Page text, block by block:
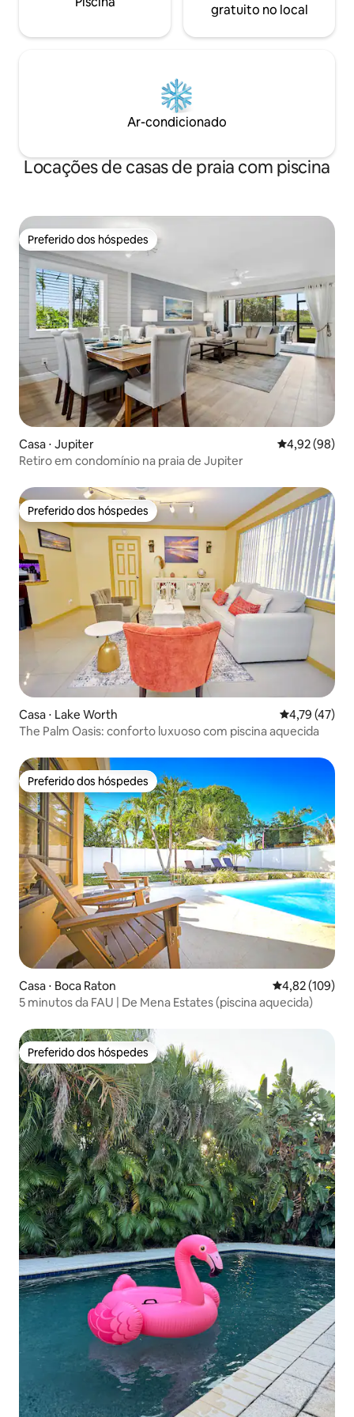
gratuito no local
Ar-condicionado
Locações de casas de praia com piscina
Preferido dos hóspedes
Preferido dos hóspedes
Casa ⋅ Jupiter 4,92 de uma
4,92 (98)
Retiro em condomínio na praia de Jupiter
Preferido dos hóspedes
Preferido dos hóspedes
Casa ⋅ Lake Worth 4,79 de uma
4,79 (47)
The Palm Oasis: conforto luxuoso com piscina aquecida
Preferido dos hóspedes
Preferido dos hóspedes
Casa ⋅ Boca Raton 4,82 de uma
4,82 (109)
5 minutos da FAU | De Mena Estates (piscina aquecida)
Preferido dos hóspedes
Preferido dos hóspedes